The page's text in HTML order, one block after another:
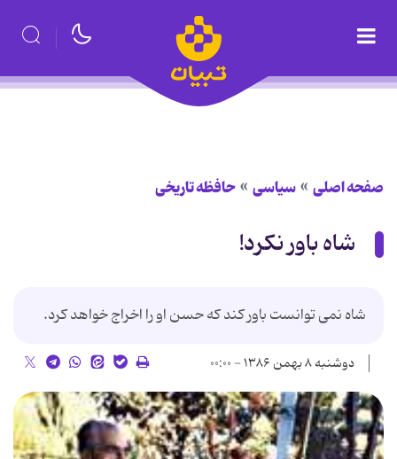
صفحه اصلی سیاسی حافظه تاریخی
شاه باور نکرد!
شاه نمی توانست باور کند که حسن او را اخراج خواهد کرد.
دوشنبه ۸ بهمن ۱۳۸۶ - ۰۰:۰۰